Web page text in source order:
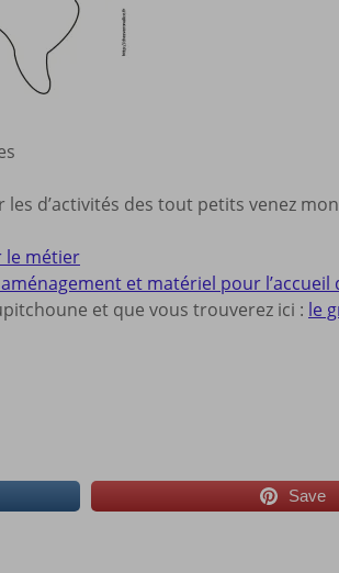
les d’activités des tout petits venez
le métier
et matériel pour l’accueil
et que vous trouverez ici : le
Save